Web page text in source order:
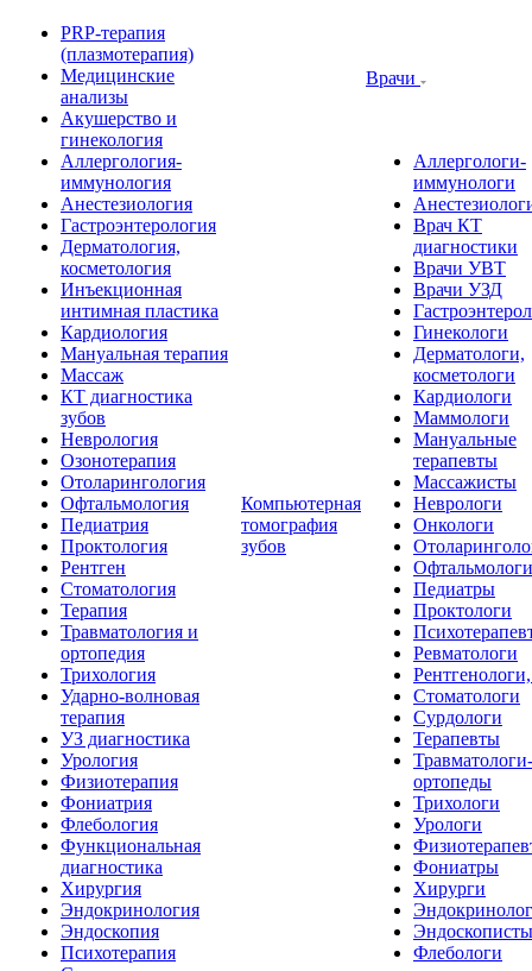
PRP-терапия
(плазмотерапия)
Медицинские
анализы
Акушерство и
гинекология
Аллергология-
иммунология
Анестезиология
Гастроэнтерология
Дерматология,
косметология
Инъекционная
интимная пластика
Кардиология
Мануальная терапия
Массаж
КТ диагностика
зубов
Неврология
Озонотерапия
Отоларингология
Офтальмология
Педиатрия
Проктология
Рентген
Стоматология
Терапия
Травматология и
ортопедия
Трихология
Ударно-волновая
терапия
УЗ диагностика
Урология
Физиотерапия
Фониатрия
Флебология
Функциональная
диагностика
Хирургия
Эндокринология
Эндоскопия
Психотерапия
Компьютерная
томография
зубов
Врачи
Аллергологи-
иммунологи
Врач КТ
диагностики
Врачи УВТ
Врачи УЗД
Гинекологи
Дерматологи,
косметологи
Кардиологи
Маммологи
Мануальные
терапевты
Массажисты
Неврологи
Онкологи
Офтальмологи
Педиатры
Проктологи
Ревматологи
Стоматологи
Сурдологи
Терапевты
Травматологи-
ортопеды
Трихологи
Урологи
Фониатры
Хирурги
Эндоскописты
Флебологи